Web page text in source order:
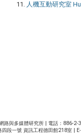
人機互動研究室
路與多媒體研究所 | 電話：886-
段一號 資訊工程德田館218室 |